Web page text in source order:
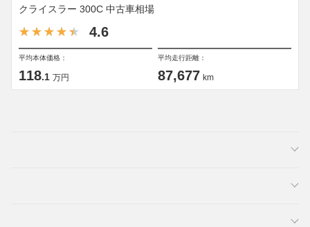
クライスラー 300C 中古車相場
4.6
平均本体価格：
118.1 万円
平均走行距離：
87,677 km